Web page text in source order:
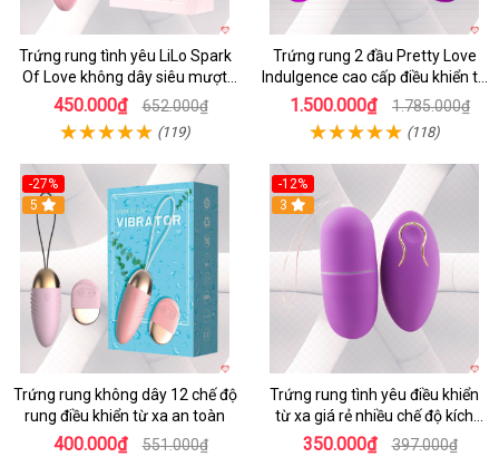
Trứng rung tình yêu LiLo Spark
Of Love không dây siêu mượt
chống nước
450.000₫ 652.000₫
(119)
Trứng rung 2 đầu Pretty Love
Indulgence cao cấp điều khiển từ
xa
1.500.000₫ 1.785.000₫
(118)
-27%
5
Trứng rung không dây 12 chế độ
rung điều khiển từ xa an toàn
400.000₫ 551.000₫
-12%
3
Trứng rung tình yêu điều khiển
từ xa giá rẻ nhiều chế độ kích
thích
350.000₫ 397.000₫